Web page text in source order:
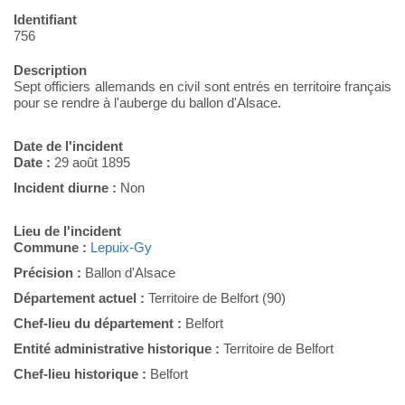
Identifiant
756
Description
Sept officiers allemands en civil sont entrés en territoire français
pour se rendre à l'auberge du ballon d'Alsace.
Date de l'incident
Date : 29 août 1895
Incident diurne : Non
Lieu de l'incident
Commune : Lepuix-Gy
Précision : Ballon d'Alsace
Département actuel : Territoire de Belfort (90)
Chef-lieu du département : Belfort
Entité administrative historique : Territoire de Belfort
Chef-lieu historique : Belfort